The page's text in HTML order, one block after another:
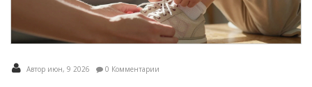
Автор июн, 9 2026 0 Комментарии